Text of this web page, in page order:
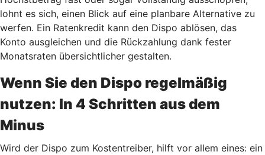
lohnt es sich, einen Blick auf eine planbare Alternative zu
werfen. Ein Ratenkredit kann den Dispo ablösen, das
Konto ausgleichen und die Rückzahlung dank fester
Monatsraten übersichtlicher gestalten.
Wenn Sie den Dispo regelmäßig
nutzen: In 4 Schritten aus dem
Minus
Wird der Dispo zum Kostentreiber, hilft vor allem eines: ein